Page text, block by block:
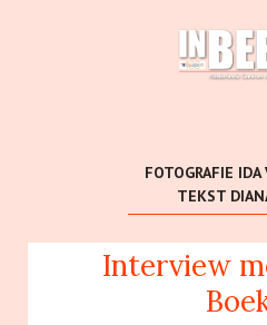
FOTOGRAFIE IDA
TEKST
Interview